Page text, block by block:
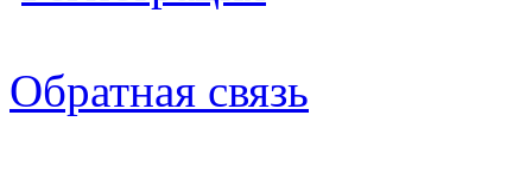
Обратная связь